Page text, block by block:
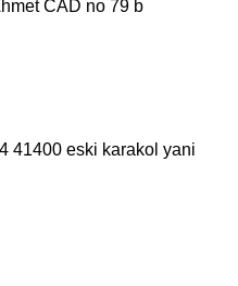
CAD no 79 b
41400 eski karakol yani